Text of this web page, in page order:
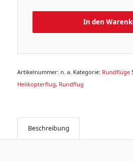
In den
Artikelnummer: n. a. Kategorie: Rundflüge
Helikopterflug, Rundflug
Beschreibung